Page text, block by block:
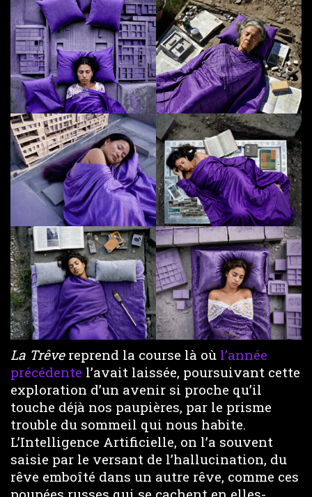
La Trêvereprend la course là où l’année
précédente l’avait laissée, poursuivant cette
exploration d’un avenir si proche qu’il
touche déjà nos paupières, par le prisme
trouble du sommeil qui nous habite.
L’Intelligence Artificielle, on l’a souvent
saisie par le versant de l’hallucination, du
rêve emboîté dans un autre rêve, comme ces